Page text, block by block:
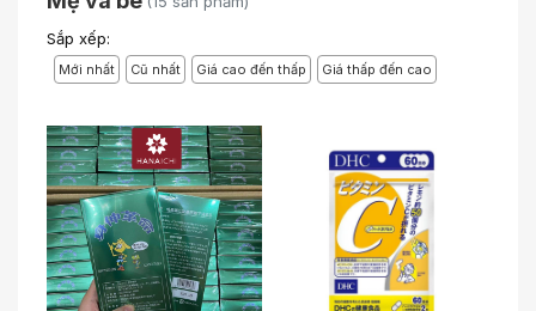
Sắp xếp:
Mới nhất Cũ nhất Giá cao đến thấp Giá thấp đến cao